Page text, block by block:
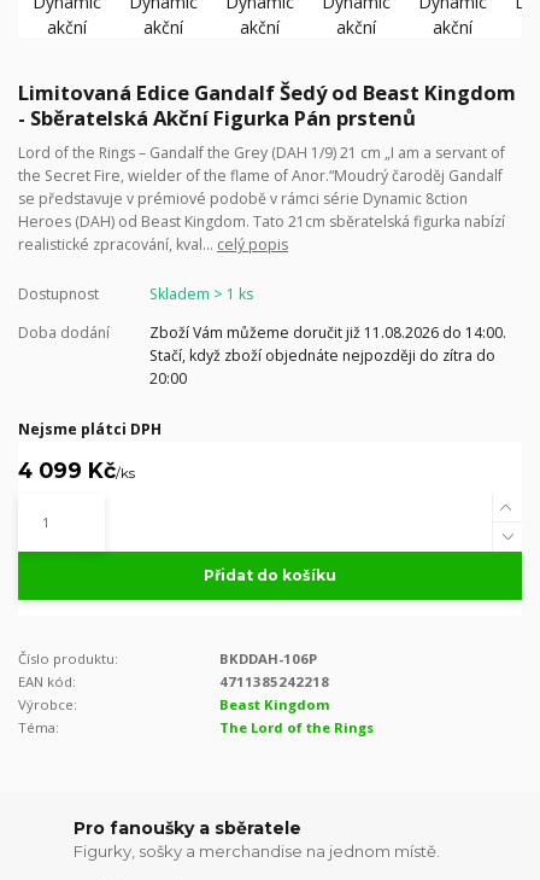
Limitovaná Edice Gandalf Šedý od Beast Kingdom
- Sběratelská Akční Figurka Pán prstenů
Lord of the Rings – Gandalf the Grey (DAH 1/9) 21 cm „I am a servant of
the Secret Fire, wielder of the flame of Anor.“Moudrý čaroděj Gandalf
se představuje v prémiové podobě v rámci série Dynamic 8ction
Heroes (DAH) od Beast Kingdom. Tato 21cm sběratelská figurka nabízí
realistické zpracování, kval... celý popis
Dostupnost
Skladem > 1 ks
Doba dodání
Zboží Vám můžeme doručit již 11.08.2026 do 14:00.
Stačí, když zboží objednáte nejpozději do zítra do
20:00
Nejsme plátci DPH
4 099 Kč/ks
Přidat do košíku
Číslo produktu:
BKDDAH-106P
EAN kód:
4711385242218
Výrobce:
Beast Kingdom
Téma:
The Lord of the Rings
Pro fanoušky a sběratele
Figurky, sošky a merchandise na jednom místě.